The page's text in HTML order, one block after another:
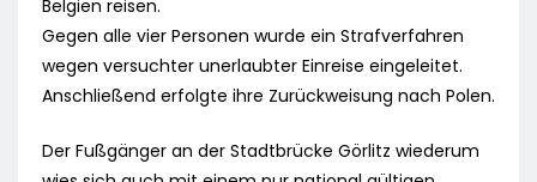
Belgien reisen.
Gegen alle vier Personen wurde ein Strafverfahren
wegen versuchter unerlaubter Einreise eingeleitet.
Anschließend erfolgte ihre Zurückweisung nach Polen.
Der Fußgänger an der Stadtbrücke Görlitz wiederum